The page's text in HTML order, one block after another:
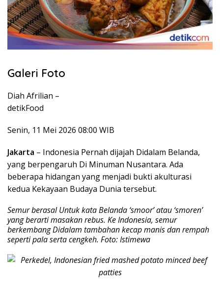
Galeri Foto
Diah Afrilian –
detikFood
Senin, 11 Mei 2026 08:00 WIB
Jakarta – Indonesia Pernah dijajah Didalam Belanda,
yang berpengaruh Di Minuman Nusantara. Ada
beberapa hidangan yang menjadi bukti akulturasi
kedua Kekayaan Budaya Dunia tersebut.
Semur berasal Untuk kata Belanda ‘smoor’ atau ‘smoren’
yang berarti masakan rebus. Ke Indonesia, semur
berkembang Didalam tambahan kecap manis dan rempah
seperti pala serta cengkeh. Foto: Istimewa